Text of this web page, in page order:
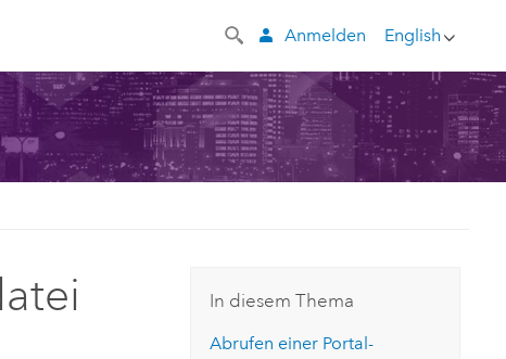
English
Anmelden
In diesem Thema
Abrufen einer Portal-